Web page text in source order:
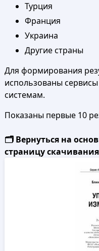
Турция
Франция
Украина
Другие страны
Для формирования
использованы
системам.
Показаны первые 10
🗂️ Вернуться на
страницу скачивания